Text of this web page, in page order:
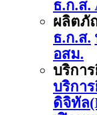
ธ.ก.ส.
ผลิตภั
ธ.ก.ส.
อสม.
บริกา
บริกา
ดิจิทัล